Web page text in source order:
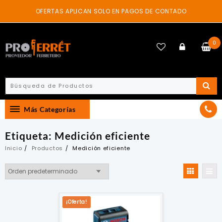
content
OFERTAS APLICAN SOLO EN PAGOS DE CONTADO
0
Más Categorías
Etiqueta: Medición eficiente
Inicio Productos Medición eficiente
¡Oferta!